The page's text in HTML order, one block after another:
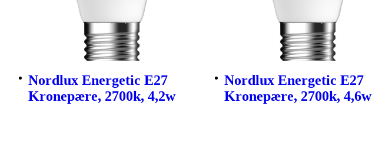
Nordlux Energetic E27
Kronepære, 2700k, 4,2w
Nordlux Energetic E27
Kronepære, 2700k, 4,6w